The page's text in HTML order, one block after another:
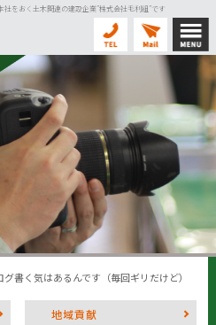
をおく土木関連の建設企業”株式会社毛利組”です
グ書く気はあるんです（毎回ギリだけど）
地域貢献